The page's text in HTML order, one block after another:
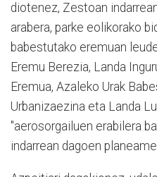
diotenez, Zestoan
arabera, parke eolikorako
babestutako eremuan
Eremu Berezia, Landa
Eremua, Azaleko Urak
Urbanizaezina eta Landa
"aerosorgailuen erabilera
indarrean dagoen